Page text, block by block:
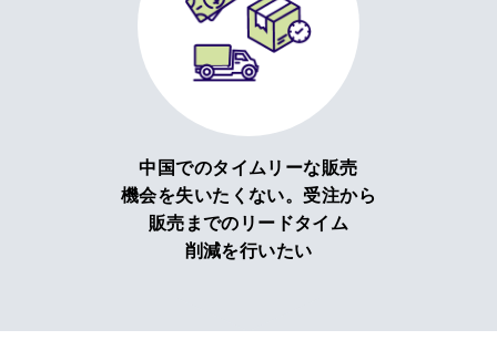
中国でのタイムリーな販売
機会を失いたくない。受注から
販売までのリードタイム
削減を行いたい